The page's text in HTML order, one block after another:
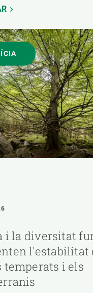
i la diversitat
l'estabilitat
temperats i els